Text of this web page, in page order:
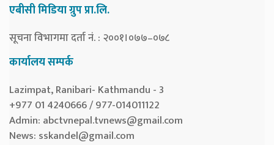
एबीसी मिडिया ग्रुप प्रा.लि.
सूचना विभागमा दर्ता नं. : २००१।०७७–०७८
कार्यालय सम्पर्क
Lazimpat, Ranibari- Kathmandu - 3
+977 01 4240666 / 977-014011122
Admin: abctvnepal.tvnews@gmail.com
News: sskandel@gmail.com